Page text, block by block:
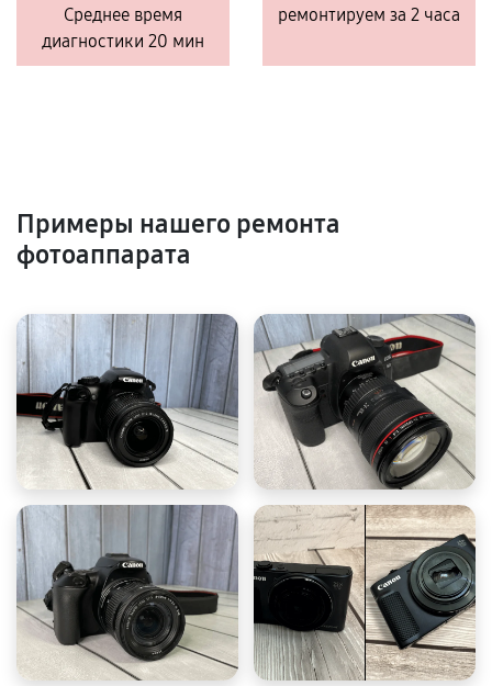
Среднее время
диагностики 20 мин
ремонтируем за 2 часа
Примеры нашего ремонта
фотоаппарата